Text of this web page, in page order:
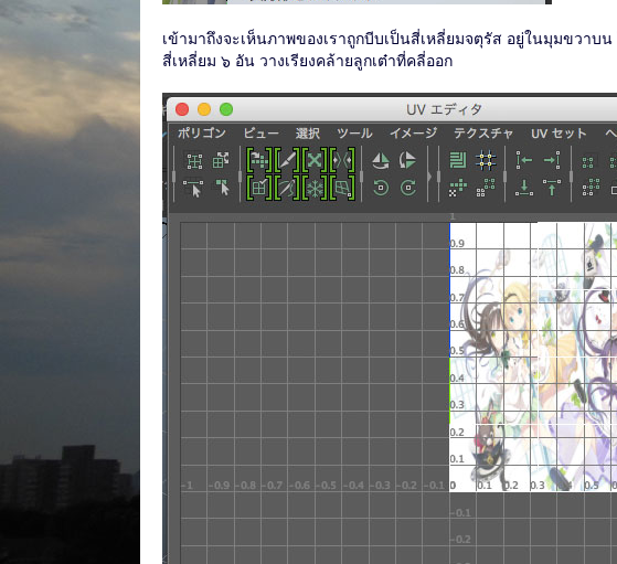
เข้ามาถึงจะเห็นภาพของเราถูกบีบเป็นสี่เหลี่ยมจตุรัส อยู่ในมุมขวา
สี่เหลี่ยม ๖ อัน วางเรียงคล้ายลูกเต๋าที่คลี่ออก